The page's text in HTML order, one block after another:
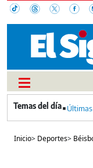
Inicio> Deportes>